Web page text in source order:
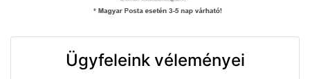
Ügyfeleink véleményei